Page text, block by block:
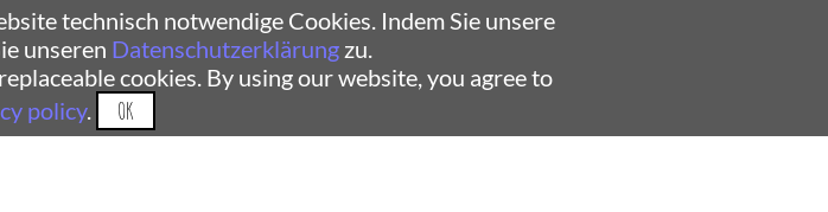
technisch notwendige Cookies. Indem Sie unsere
unseren Datenschutzerklärung zu.
cookies. By using our website, you agree to
policy. OK